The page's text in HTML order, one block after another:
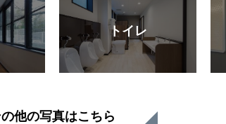
トイレ
他の写真はこちら